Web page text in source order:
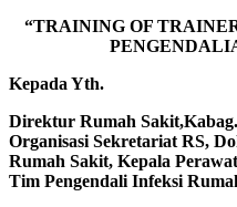
“TRAINING OF
Kepada Yth.
Direktur Rumah
Organisasi Sekretariat RS,
Rumah Sakit, Kepala
Tim Pengendali Infeksi